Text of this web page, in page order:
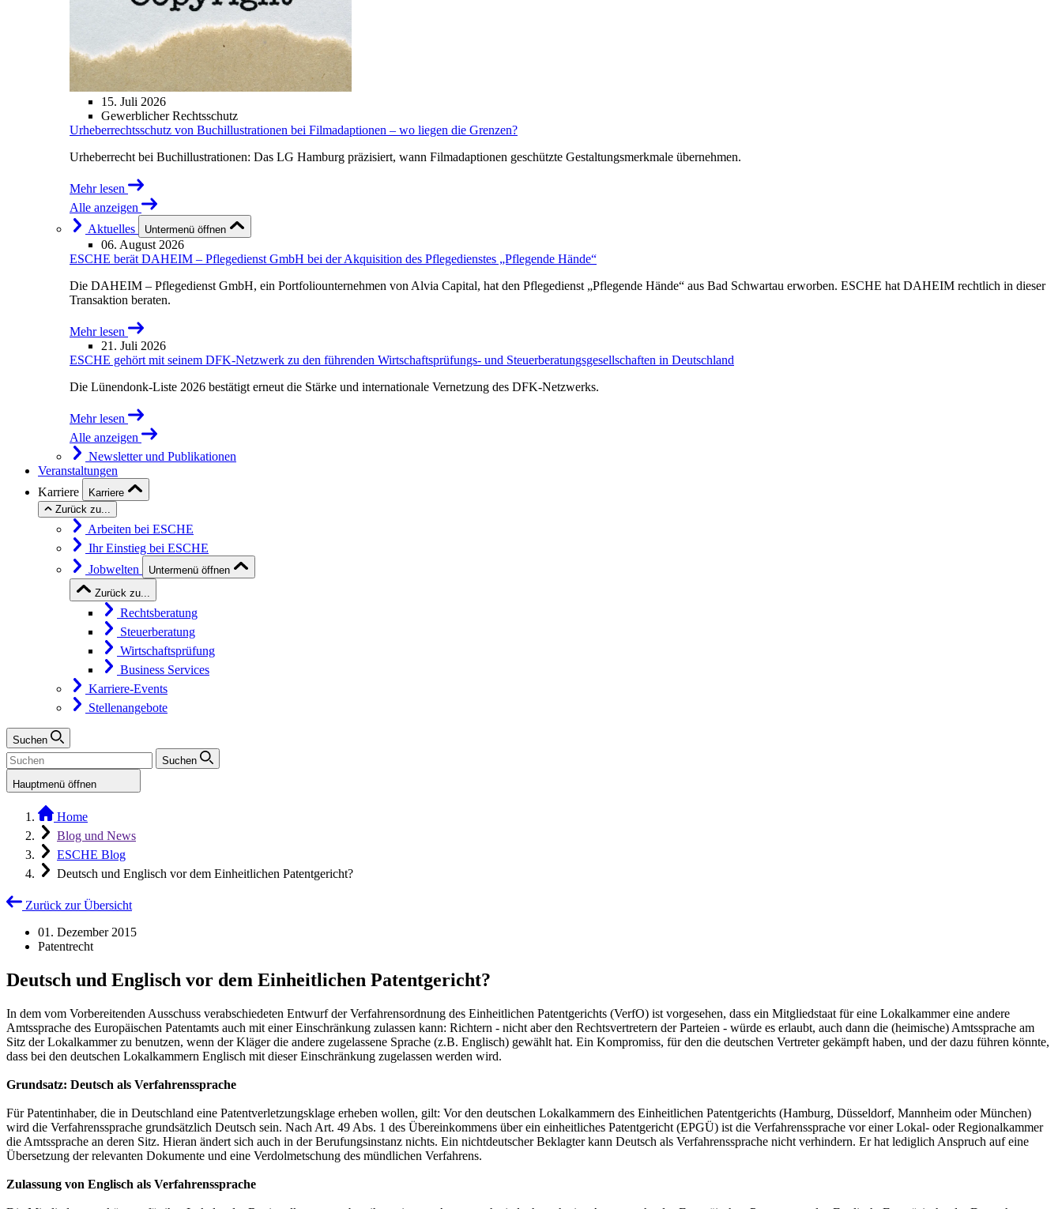
15. Juli 2026
Gewerblicher Rechtsschutz
Urheberrechtsschutz von Buchillustrationen bei Filmadaptionen – wo liegen die Grenzen?
Urheberrecht bei Buchillustrationen: Das LG Hamburg präzisiert, wann Filmadaptionen geschützte Gestaltungsmerkmale übernehmen.
Mehr lesen
Alle anzeigen
Aktuelles
Untermenü öffnen
06. August 2026
ESCHE berät DAHEIM – Pflegedienst GmbH bei der Akquisition des Pflegedienstes „Pflegende Hände“
Die DAHEIM – Pflegedienst GmbH, ein Portfoliounternehmen von Alvia Capital, hat den Pflegedienst „Pflegende Hände“ aus Bad Schwartau erworben. ESCHE hat DAHEIM rechtlich in dieser
Transaktion beraten.
Mehr lesen
21. Juli 2026
ESCHE gehört mit seinem DFK-Netzwerk zu den führenden Wirtschaftsprüfungs- und Steuerberatungsgesellschaften in Deutschland
Die Lünendonk-Liste 2026 bestätigt erneut die Stärke und internationale Vernetzung des DFK-Netzwerks.
Mehr lesen
Alle anzeigen
Newsletter und Publikationen
Veranstaltungen
Karriere
Karriere
Zurück zu...
Arbeiten bei ESCHE
Ihr Einstieg bei ESCHE
Jobwelten
Untermenü öffnen
Zurück zu...
Rechtsberatung
Steuerberatung
Wirtschaftsprüfung
Business Services
Karriere-Events
Stellenangebote
Suchen
Suchen
Hauptmenü öffnen
Home
Blog und News
ESCHE Blog
Deutsch und Englisch vor dem Einheitlichen Patentgericht?
Zurück zur Übersicht
01. Dezember 2015
Patentrecht
Deutsch und Englisch vor dem Einheitlichen Patentgericht?
In dem vom Vorbereitenden Ausschuss verabschiedeten Entwurf der Verfahrensordnung des Einheitlichen Patentgerichts (VerfO) ist vorgesehen, dass ein Mitgliedstaat für eine Lokalkammer eine andere
Amtssprache des Europäischen Patentamts auch mit einer Einschränkung zulassen kann: Richtern - nicht aber den Rechtsvertretern der Parteien - würde es erlaubt, auch dann die (heimische) Amtssprache am
Sitz der Lokalkammer zu benutzen, wenn der Kläger die andere zugelassene Sprache (z.B. Englisch) gewählt hat. Ein Kompromiss, für den die deutschen Vertreter gekämpft haben, und der dazu führen könnte,
dass bei den deutschen Lokalkammern Englisch mit dieser Einschränkung zugelassen werden wird.
Grundsatz: Deutsch als Verfahrenssprache
Für Patentinhaber, die in Deutschland eine Patentverletzungsklage erheben wollen, gilt: Vor den deutschen Lokalkammern des Einheitlichen Patentgerichts (Hamburg, Düsseldorf, Mannheim oder München)
wird die Verfahrenssprache grundsätzlich Deutsch sein. Nach Art. 49 Abs. 1 des Übereinkommens über ein einheitliches Patentgericht (EPGÜ) ist die Verfahrenssprache vor einer Lokal- oder Regionalkammer
die Amtssprache an deren Sitz. Hieran ändert sich auch in der Berufungsinstanz nichts. Ein nichtdeutscher Beklagter kann Deutsch als Verfahrenssprache nicht verhindern. Er hat lediglich Anspruch auf eine
Übersetzung der relevanten Dokumente und eine Verdolmetschung des mündlichen Verfahrens.
Zulassung von Englisch als Verfahrenssprache